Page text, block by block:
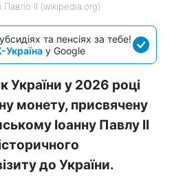
Павло II (wikipedia.org)
та пенсіях за тебе!
Україна у Google
України у 2026 році
монету, присвячену
Іоанну Павлу II
до України.